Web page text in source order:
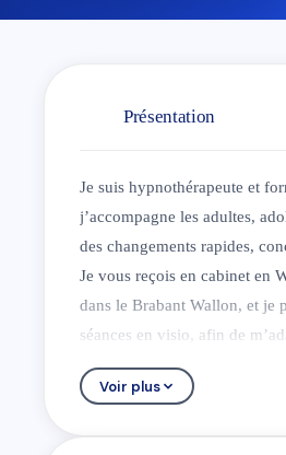
Présentation
Je suis hypnothérapeute et
j’accompagne les adultes,
des changements rapides,
Je vous reçois en cabinet en
dans le Brabant Wallon, et je
séances en visio, afin de
et à votre réalité.
Mon approche est orientée
Voir plus